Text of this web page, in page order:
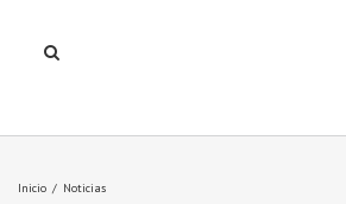
Inicio Noticias